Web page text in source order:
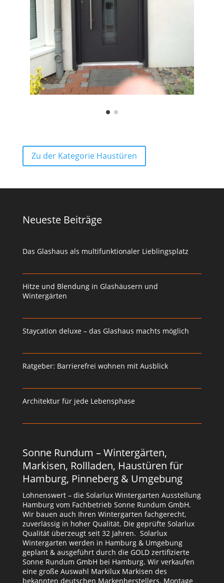
Zu der Kategorie Haustüren
Neueste Beiträge
Das Glashaus als multifunktionaler Lieblingsplatz
Hitze und Blendung in Glashäusern und
Wintergärten
Staycation deluxe – das Glashaus machts möglich
Ratgeber: Barrierefrei wohnen mit Ausblick
Architektur für jede Lebensphase
Sonne Rundum – Wintergärten,
Markisen, Rollladen, Haustüren für
Hamburg, Pinneberg & Umgebung
Lohnenswert – die Solarlux Wintergarten Ausstellung
Hamburg vom Fachbetrieb Sonne Rundum GmbH.
Wir bauen auch Ihren Wintergarten fachgerecht,
zuverlässig in hoher Qualität. Die geprüfte Solarlux
Qualität überzeugt seit 32 Jahren. Solarlux
Wintergarten werden in Hamburg & Umgebung
geplant & ausgeführt durch die GOLD zertifizierte
Sonne Rundum GmbH bei Hamburg. Wir verkaufen
eine große Auswahl Markilux Markisen des
bekannten deutschen Markenherstellers. Montage